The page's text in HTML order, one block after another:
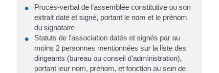
Procès-verbal de l'assemblée constitutive ou son
extrait daté et signé, portant le nom et le prénom
du signataire
Statuts de l'association datés et signés par au
moins 2 personnes mentionnées sur la liste des
dirigeants (bureau ou conseil d'administration),
portant leur nom, prénom, et fonction au sein de